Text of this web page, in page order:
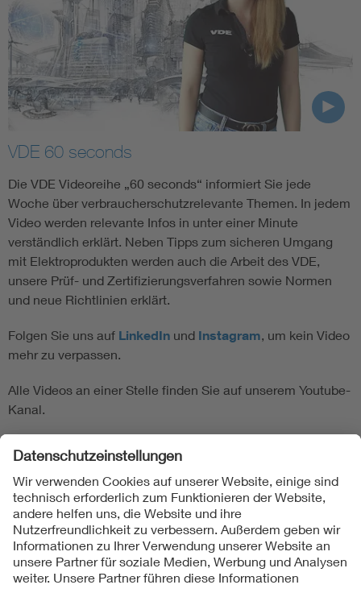
VDE 60 seconds
Die VDE Videoreihe „60 seconds“ informiert Sie jede
Woche über verbraucherschutzrelevante Themen. In jedem
Video werden relevante Infos in unter einer Minute
verständlich erklärt. Neben Tipps zum sicheren Umgang
mit Elektroprodukten werden auch die Arbeit des VDE,
unsere Prüf- und Zertifizierungsverfahren sowie Normen
und neue Richtlinien erklärt.
Folgen Sie uns auf LinkedIn und Instagram, um kein Video
mehr zu verpassen.
Alle Videos an einer Stelle finden Sie auf unserem Youtube-
Kanal.
Zur Playlist
Folgen Sie uns